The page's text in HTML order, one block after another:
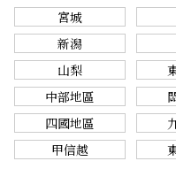
宮城
新潟
山梨
中部地區
四國地區
甲信越